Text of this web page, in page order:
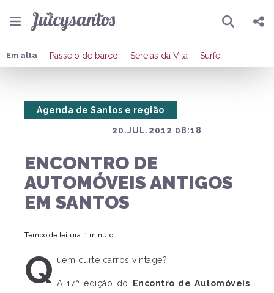
Pesquisar
Compartilhar
Em alta Passeio de barco Sereias da Vila Surfe
20.JUL.2012 08:18
Agenda de Santos e região
ENCONTRO DE
AUTOMÓVEIS ANTIGOS
EM SANTOS
Tempo de leitura: 1 minuto
Q uem curte carros vintage?
A 17ª edição do
Encontro de Automóveis